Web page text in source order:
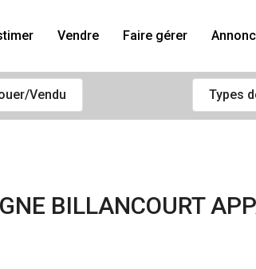
Vendre Faire gérer
Vendu Types
BILLANCOURT